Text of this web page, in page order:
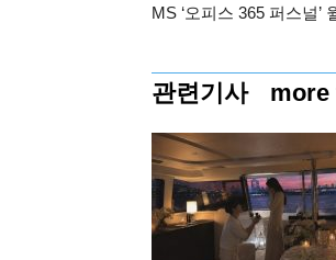
MS ‘오피스 365 퍼스널’
관련기사